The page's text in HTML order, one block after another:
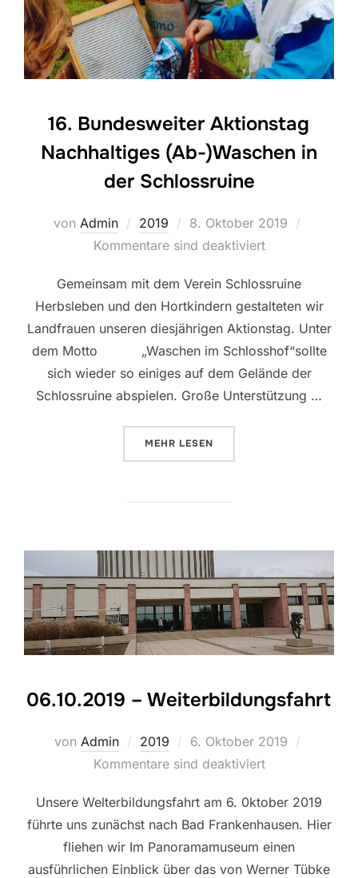
16. Bundesweiter Aktionstag
Nachhaltiges (Ab-)Waschen in
der Schlossruine
von Admin 2019
Veröffentlicht
am
8. Oktober 2019
Kommentare sind deaktiviert
Gemeinsam mit dem Verein Schlossruine
Herbsleben und den Hortkindern gestalteten wir
Landfrauen unseren diesjährigen Aktionstag. Unter
dem Motto „Waschen im Schlosshof“sollte
sich wieder so einiges auf dem Gelände der
Schlossruine abspielen. Große Unterstützung …
MEHR ÜBER „16. BUNDESWEITER
LESEN
06.10.2019 – Weiterbildungsfahrt
von Admin 2019
Veröffentlicht
am
6. Oktober 2019
Kommentare sind deaktiviert
Unsere Welterbildungsfahrt am 6. 0ktober 2019
führte uns zunächst nach Bad Frankenhausen. Hier
fliehen wir Im Panoramamuseum einen
ausführlichen Einblick über das von Werner Tübke